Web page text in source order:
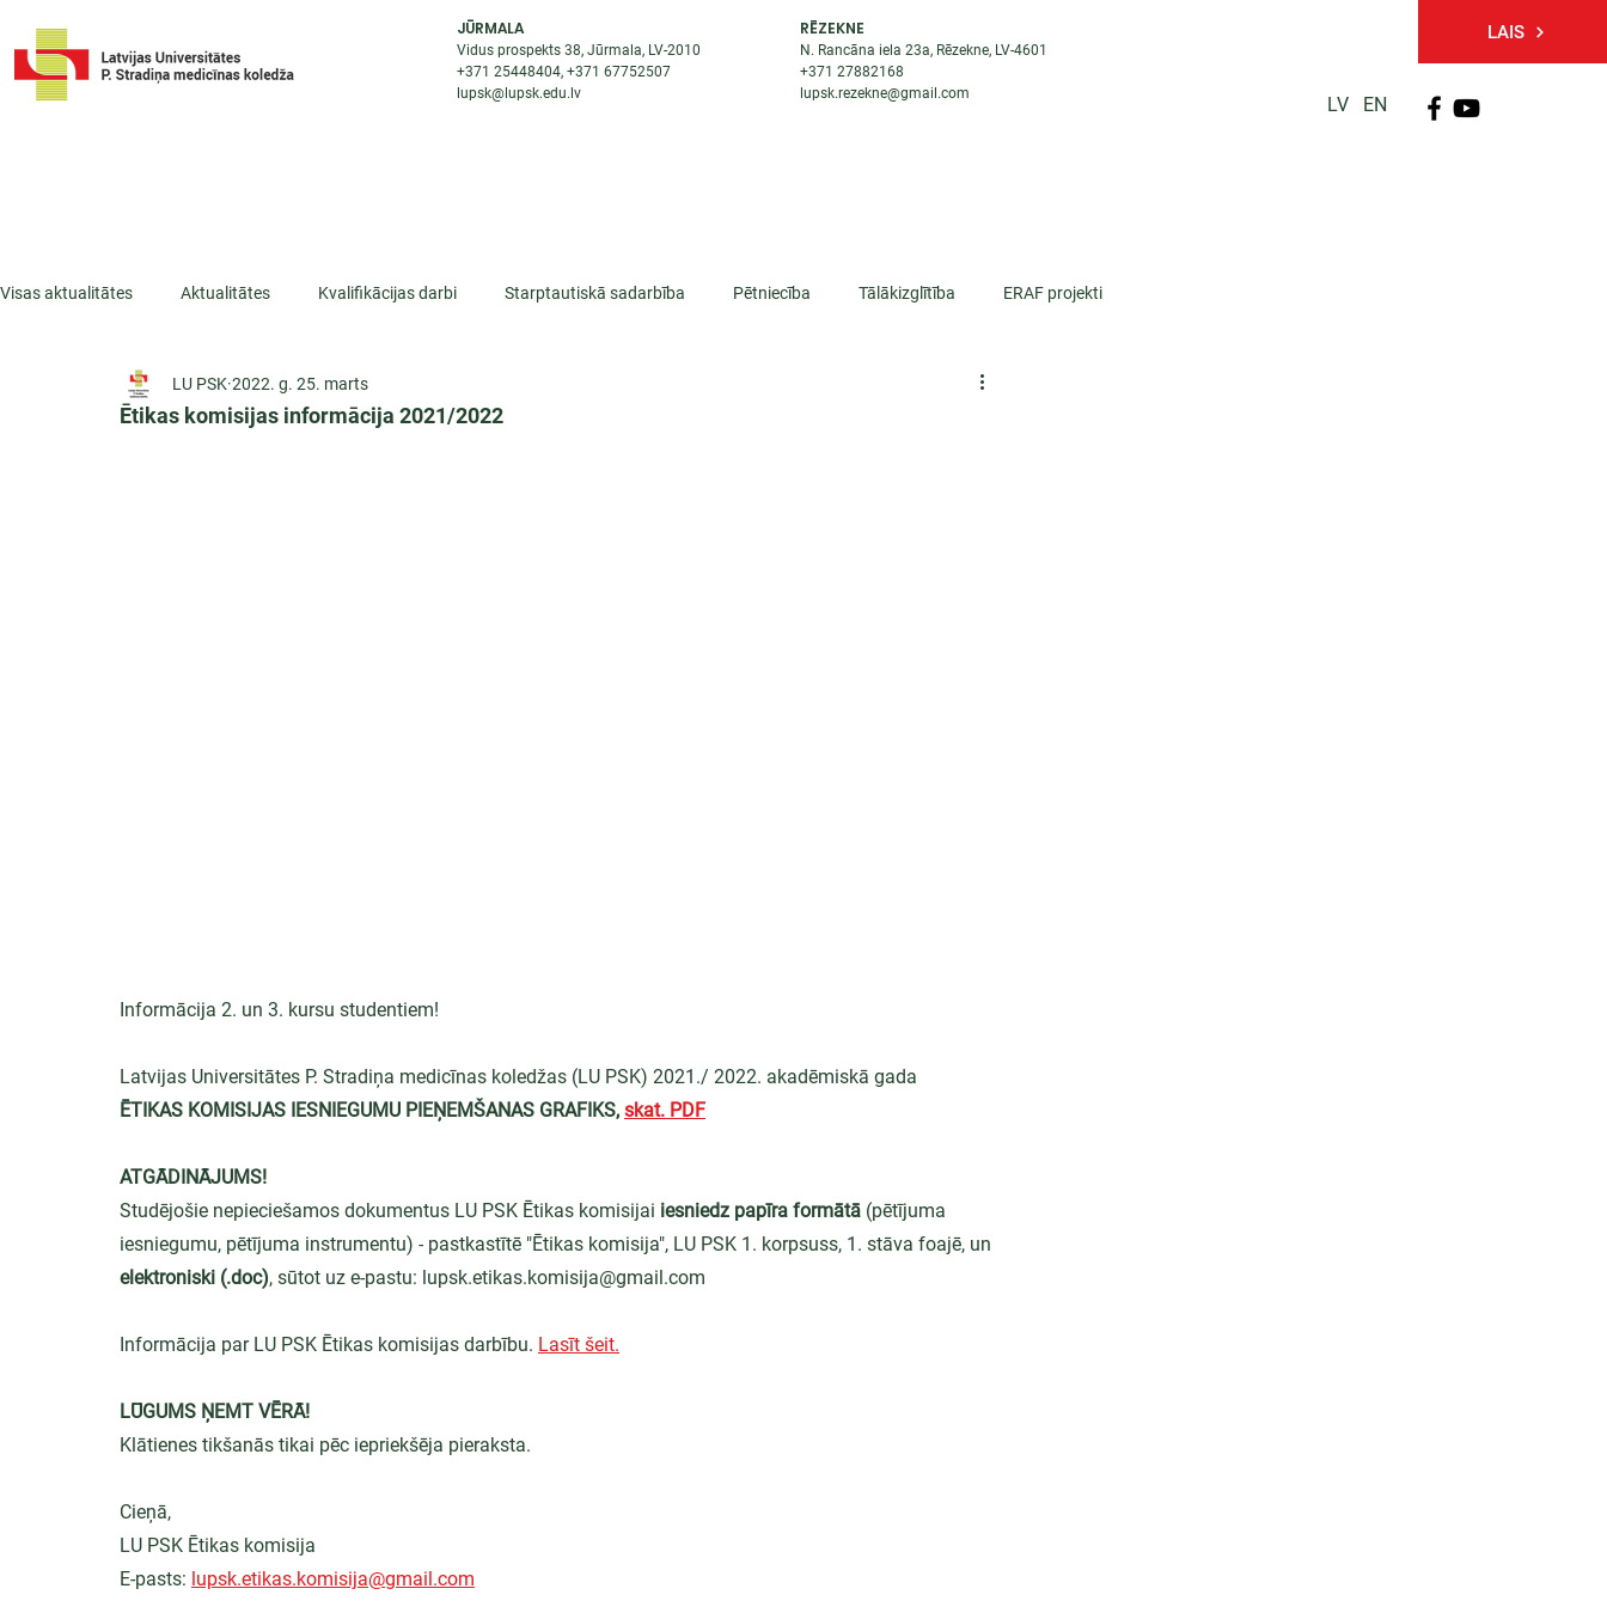
JŪRMALA
Vidus prospekts 38, Jūrmala, LV-2010
+371 25448404, +37167752507
lupsk@lupsk.edu.lv
RĒZEKNE
N. Rancāna iela 23a, Rēzekne, LV-4601
+37127882168
lupsk.rezekne@gmail.com
LAIS
LV EN
Visas aktualitātes Aktualitātes Kvalifikācijas darbi Starptautiskā sadarbība Pētniecība Tālākizglītība ERAF projekti
ESF projekti Iepazīsti profesiju Dažādas
Ētikas komisijas informācija 2021/2022
LU PSK 2022. g. 25. marts
Informācija 2. un 3. kursu studentiem!
Latvijas Universitātes P. Stradiņa medicīnas koledžas (LU PSK) 2021./ 2022. akadēmiskā gada
ĒTIKAS KOMISIJAS IESNIEGUMU PIEŅEMŠANAS GRAFIKS, skat. PDF
ATGĀDINĀJUMS!
Studējošie nepieciešamos dokumentus LU PSK Ētikas komisijai iesniedz papīra formātā (pētījuma
iesniegumu, pētījuma instrumentu) - pastkastītē "Ētikas komisija", LU PSK 1. korpsuss, 1. stāva foajē, un
elektroniski (.doc), sūtot uz e-pastu: lupsk.etikas.komisija@gmail.com
Informācija par LU PSK Ētikas komisijas darbību. Lasīt šeit.
LŪGUMS ŅEMT VĒRĀ!
Klātienes tikšanās tikai pēc iepriekšēja pieraksta.
Cieņā,
LU PSK Ētikas komisija
E-pasts: lupsk.etikas.komisija@gmail.com